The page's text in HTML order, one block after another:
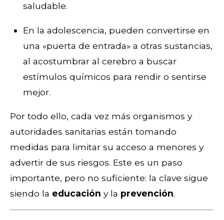
saludable.
En la adolescencia, pueden convertirse en
una «puerta de entrada» a otras sustancias,
al acostumbrar al cerebro a buscar
estímulos químicos para rendir o sentirse
mejor.
Por todo ello, cada vez más organismos y
autoridades sanitarias están tomando
medidas para limitar su acceso a menores y
advertir de sus riesgos. Este es un paso
importante, pero no suficiente: la clave sigue
siendo la educación y la prevención.